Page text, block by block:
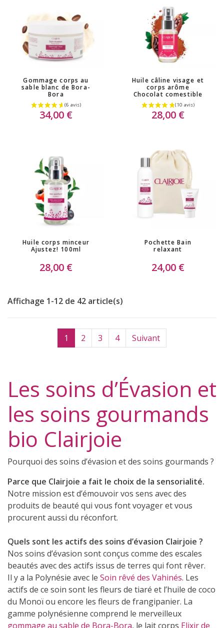
(9 avis)
Gommage corps au
sable blanc de Bora-
Bora
34,00 €
Huile câline visage et
corps arôme
Chocolat comestible
28,00 €
Huile corps minceur
Ajustez! 100ml
28,00 €
Pochette Bain
relaxant
24,00 €
Affichage 1-12 de 42 article(s)
1 2 3 4 Suivant
Les soins d’Évasion et
les soins gourmands
bio Clairjoie
Pourquoi des soins d’évasion et des soins gourmands ?
Parce que Clairjoie a fait le choix de la sensorialité.
Notre mission est d’émouvoir vos sens avec des
produits de beauté qui vous font voyager et vous
procurent aussi du réconfort.
Quels sont les actifs des soins d’évasion Clairjoie ?
Nos soins d’évasion sont conçus comme des escales
beautés avec des actifs issus de terres qui font rêver.
Il y a la Polynésie avec le Soin rêvé des Vahinés. Les
actifs de ce soin sont les fleurs de tiaré et l’huile de coco
du Monoï ou encore les fleurs de frangipanier. La
gamme polynésienne comprend le merveilleux
gommage au sable de Bora-Bora, le lait corps Elixir de